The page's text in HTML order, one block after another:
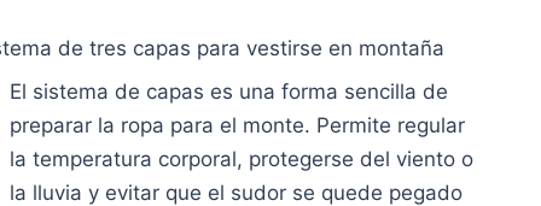
El sistema de capas es una forma sencilla de
preparar la ropa para el monte. Permite regular
la temperatura corporal, protegerse del viento o
la lluvia y evitar que el sudor se quede pegado